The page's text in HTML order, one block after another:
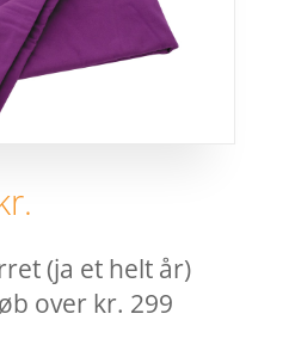
(ja et helt år)
over kr. 299